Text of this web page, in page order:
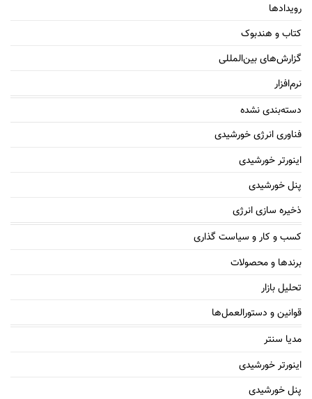
رویدادها
کتاب و هندبوک
گزارش‌های بین‌المللی
نرم‌افزار
دسته‌بندی نشده
فناوری انرژی خورشیدی
اینورتر خورشیدی
پنل خورشیدی
ذخیره سازی انرژی
کسب و کار و سیاست گذاری
برندها و محصولات
تحلیل بازار
قوانین و دستورالعمل‌ها
مدیا سنتر
اینورتر خورشیدی
پنل خورشیدی